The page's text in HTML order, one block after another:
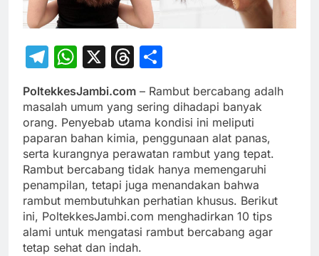
Telegram
WhatsApp
X Threads
PoltekkesJambi.com – Rambut bercabang adalh
masalah umum yang sering dihadapi banyak
orang. Penyebab utama kondisi ini meliputi
paparan bahan kimia, penggunaan alat panas,
serta kurangnya perawatan rambut yang tepat.
Rambut bercabang tidak hanya memengaruhi
penampilan, tetapi juga menandakan bahwa
rambut membutuhkan perhatian khusus. Berikut
ini, PoltekkesJambi.com menghadirkan 10 tips
alami untuk mengatasi rambut bercabang agar
tetap sehat dan indah.